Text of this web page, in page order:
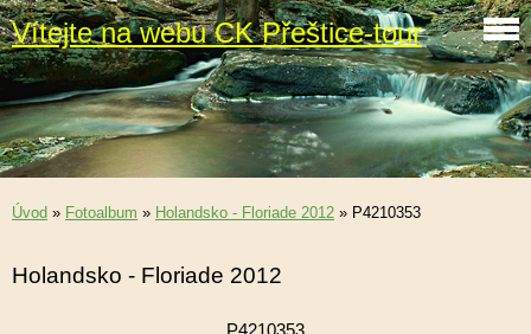
Vítejte na webu CK Přeštice-tour
Úvod » Fotoalbum » Holandsko - Floriade 2012 » P4210353
Holandsko - Floriade 2012
P4210353